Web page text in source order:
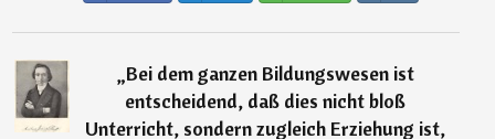
„Bei dem ganzen Bildungswesen ist
entscheidend, daß dies nicht bloß
Unterricht, sondern zugleich Erziehung ist,